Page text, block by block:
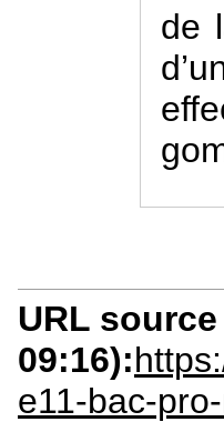
de
URL
09:16):
e11-bac-